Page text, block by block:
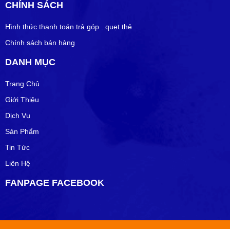
CHÍNH SÁCH
Hình thức thanh toán trả góp ..quẹt thẻ
Chính sách bán hàng
DANH MỤC
Trang Chủ
Giới Thiệu
Dịch Vụ
Sản Phẩm
Tin Tức
Liên Hệ
FANPAGE FACEBOOK